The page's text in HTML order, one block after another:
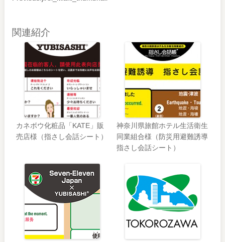
関連紹介
カネボウ化粧品「KATE」販
売店様（指さし会話シート）
神奈川県旅館ホテル生活衛生
同業組合様（防災用避難誘導
指さし会話シート）